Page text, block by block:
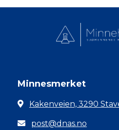
Minnesmerket
Kakenveien, 3290
post@dnas.no